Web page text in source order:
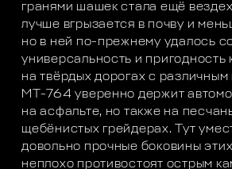
гранями шашек стала ещё
лучше вгрызается в почву и
но в ней по-прежнему удалось
универсальность и пригодность
на твёрдых дорогах с различным
МТ-764 уверенно держит
на асфальте, но также на
щебёнистых грейдерах. Тут
довольно прочные боковины
неплохо противостоят острым